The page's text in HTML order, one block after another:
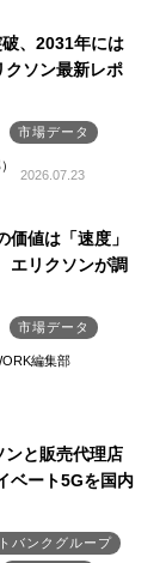
、2031年には
ソン最新レポ
市場データ
2026.07.23
価値は「速度」
エリクソンが調
市場データ
編集部
ンと販売代理店
ート5Gを国内
バンクグループ